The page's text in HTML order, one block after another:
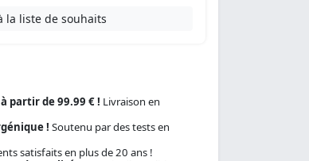
partir de 99.99 € ! Livraison en
! Soutenu par des tests en
satisfaits en plus de 20 ans !
la liste de souhaits